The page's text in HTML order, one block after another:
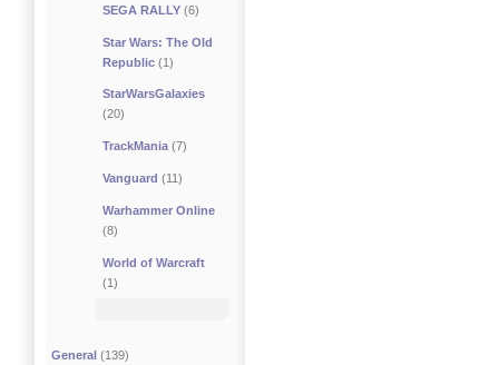
SEGA RALLY(6)
Star Wars: The Old
Republic(1)
StarWarsGalaxies
(20)
TrackMania(7)
Vanguard (11)
Warhammer Online
(8)
World of Warcraft
(1)
General (139)